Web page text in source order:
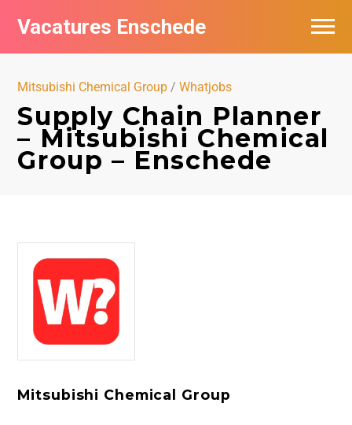
Vacatures Enschede
Mitsubishi Chemical Group /Whatjobs
Supply Chain Planner
– Mitsubishi Chemical
Group – Enschede
Mitsubishi Chemical Group
Vacatures per bedrijf
De populairste vacatures in Enschede
Nieuwsbrief feed